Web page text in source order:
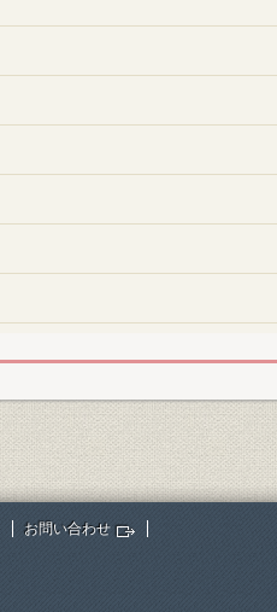
お問い合わせ